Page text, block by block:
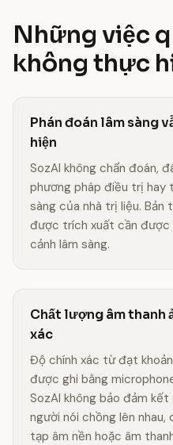
Những việc
không thực
Phán đoán lâm sàng
hiện
SozAI không chẩn đoán,
phương pháp điều trị hay
sàng của nhà trị liệu.
được trích xuất cần được
cảnh lâm sàng.
Chất lượng âm thanh
xác
Độ chính xác từ đạt
được ghi bằng
SozAI không bảo đảm
người nói chồng lên
tạp âm nền hoặc âm